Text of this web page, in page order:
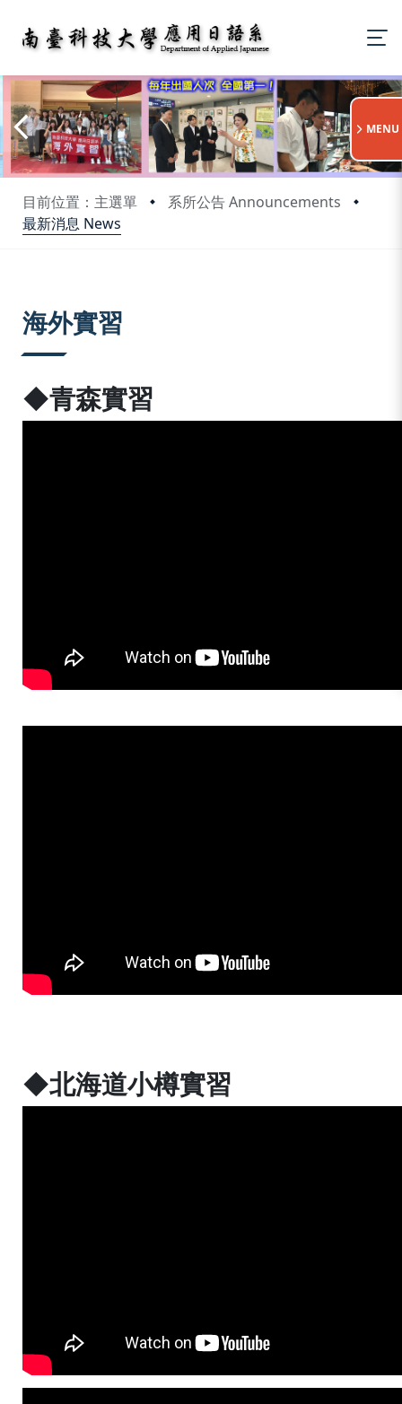
目前位置：主選單
系所公告 Announcements
最新消息 News
:::
MENU
海外實習
◆青森實習
◆北海道小樽實習